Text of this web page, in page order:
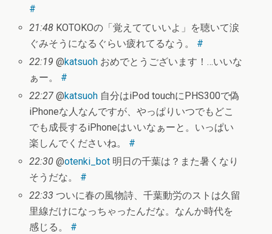
#
21:48 KOTOKOの「覚えてていいよ」を聴いて涙
ぐみそうになるぐらい疲れてるなう。 #
22:19 @katsuoh おめでとうございます！…いいな
ぁー。 #
22:27 @katsuoh 自分はiPod touchにPHS300で偽
iPhoneな人なんですが、やっぱりいつでもどこ
でも成長するiPhoneはいいなぁーと。いっぱい
楽しんでくださいね。 #
22:30 @otenki_bot 明日の千葉は？また暑くなり
そうだな。 #
22:33 ついに春の風物詩、千葉動労のストは久留
里線だけになっちゃったんだな。なんか時代を
感じる。 #